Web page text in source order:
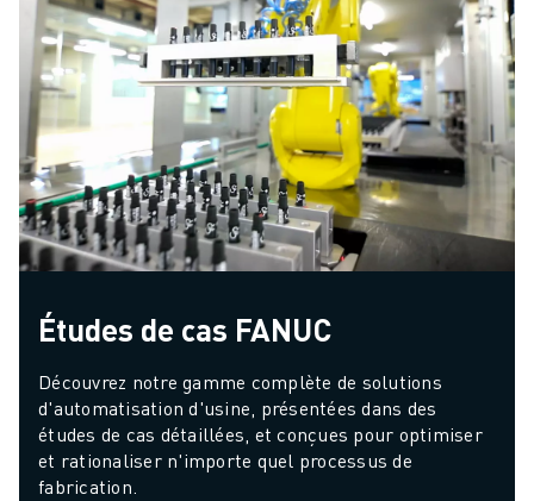
Études de cas FANUC
Découvrez notre gamme complète de solutions
d'automatisation d'usine, présentées dans des
études de cas détaillées, et conçues pour optimiser
et rationaliser n'importe quel processus de
fabrication.